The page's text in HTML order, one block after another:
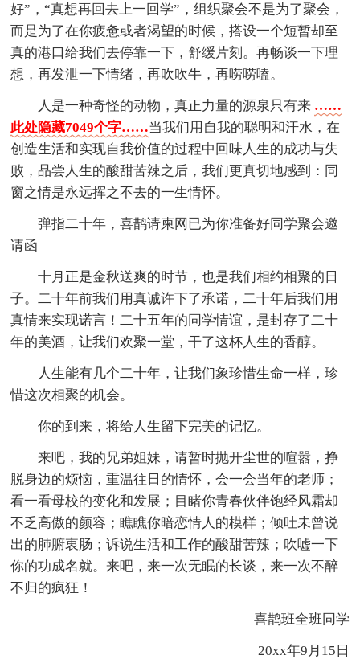
好”，“真想再回去上一回学”，组织聚会不是为了聚会，
而是为了在你疲惫或者渴望的时候，搭设一个短暂却至
真的港口给我们去停靠一下，舒缓片刻。再畅谈一下理
想，再发泄一下情绪，再吹吹牛，再唠唠嗑。
人是一种奇怪的动物，真正力量的源泉只有来 ……
此处隐藏7049个字……当我们用自我的聪明和汗水，在
创造生活和实现自我价值的过程中回味人生的成功与失
败，品尝人生的酸甜苦辣之后，我们更真切地感到：同
窗之情是永远挥之不去的一生情怀。
弹指二十年，喜鹊请柬网已为你准备好同学聚会邀
请函
十月正是金秋送爽的时节，也是我们相约相聚的日
子。二十年前我们用真诚许下了承诺，二十年后我们用
真情来实现诺言！二十五年的同学情谊，是封存了二十
年的美酒，让我们欢聚一堂，干了这杯人生的香醇。
人生能有几个二十年，让我们象珍惜生命一样，珍
惜这次相聚的机会。
你的到来，将给人生留下完美的记忆。
来吧，我的兄弟姐妹，请暂时抛开尘世的喧嚣，挣
脱身边的烦恼，重温往日的情怀，会一会当年的老师；
看一看母校的变化和发展；目睹你青春伙伴饱经风霜却
不乏高傲的颜容；瞧瞧你暗恋情人的模样；倾吐未曾说
出的肺腑衷肠；诉说生活和工作的酸甜苦辣；吹嘘一下
你的功成名就。来吧，来一次无眠的长谈，来一次不醉
不归的疯狂！
喜鹊班全班同学
20xx年9月15日